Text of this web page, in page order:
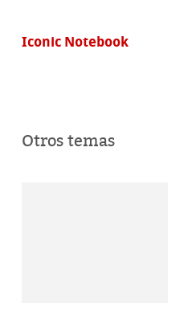
Iconic Notebook
Otros temas